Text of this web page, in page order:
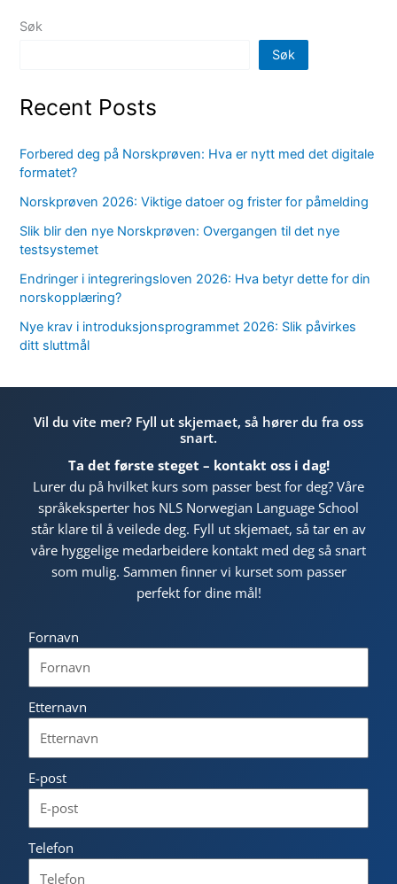
Søk
Søk
Recent Posts
Forbered deg på Norskprøven: Hva er nytt med det digitale
formatet?
Norskprøven 2026: Viktige datoer og frister for påmelding
Slik blir den nye Norskprøven: Overgangen til det nye
testsystemet
Endringer i integreringsloven 2026: Hva betyr dette for din
norskopplæring?
Nye krav i introduksjonsprogrammet 2026: Slik påvirkes
ditt sluttmål
Vil du vite mer? Fyll ut skjemaet, så hører du fra oss
snart.
Ta det første steget – kontakt oss i dag!
Lurer du på hvilket kurs som passer best for deg? Våre
språkeksperter hos NLS Norwegian Language School
står klare til å veilede deg. Fyll ut skjemaet, så tar en av
våre hyggelige medarbeidere kontakt med deg så snart
som mulig. Sammen finner vi kurset som passer
perfekt for dine mål!
Fornavn
Etternavn
E-post
Telefon